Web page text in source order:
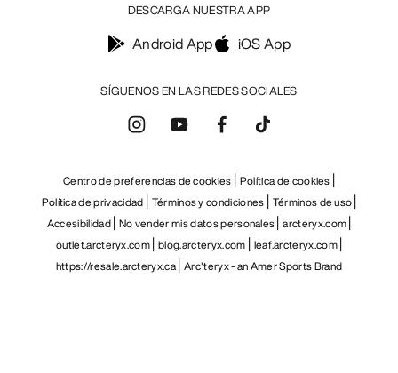
SÍGUENOS EN LAS REDES SOCIALES
DESCARGA NUESTRA APP
Android App iOS App
Centro de preferencias de cookies Política de cookies
Política de privacidad Términos y condiciones Términos de uso
Accesibilidad No vender mis datos personales arcteryx.com
outlet.arcteryx.com blog.arcteryx.com leaf.arcteryx.com
https://resale.arcteryx.ca Arc'teryx - an Amer Sports Brand